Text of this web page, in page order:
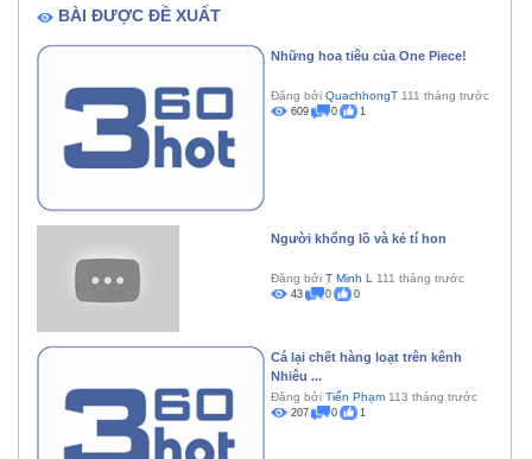
BÀI ĐƯỢC ĐỀ XUẤT
Những hoa tiêu của One Piece!
Đăng bởi QuachhongT 111 tháng trước
609 0 1
Người khổng lồ và kẻ tí hon
Đăng bởi T Minh L 111 tháng trước
43 0 0
Cá lại chết hàng loạt trên kênh
Nhiêu ...
Đăng bởi Tiến Phạm 113 tháng trước
207 0 1